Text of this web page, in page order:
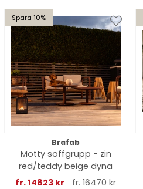
Spara 10%
Brafab
Motty soffgrupp - zin
red/teddy beige dyna
fr. 14823 kr
fr. 16470 kr